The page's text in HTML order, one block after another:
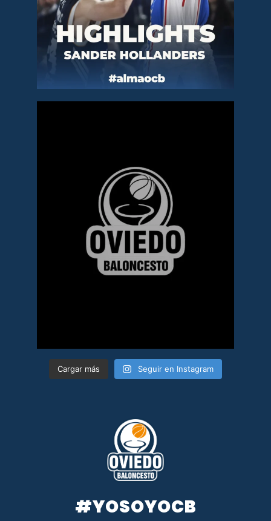
Cargar más Seguir en Instagram
#YOSOYOCB